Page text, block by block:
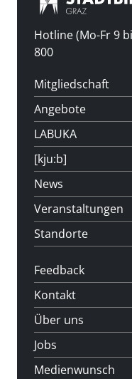
Hotline (Mo-Fr 9
800
Mitgliedschaft
Angebote
LABUKA
[kju:b]
News
Veranstaltungen
Standorte
Feedback
Kontakt
Über uns
Jobs
Medienwunsch